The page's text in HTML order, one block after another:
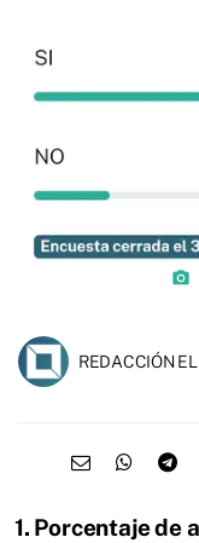
photo_camera
REDACCIÓN
1. Porcentaje de